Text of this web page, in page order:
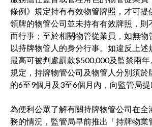
條例》規定持有有效物管牌照，才可提
領牌的物管公司並未持有有效牌照，則
而行事；至於相關物管從業員，如無物
以持牌物管人的身分行事。如違反上述
最高可被判處罰款$500,000及監禁兩
規定，持牌物管公司及物管人分別須於
的6至9個月及3至6個月內，向監管局提
為便利公眾了解有關持牌物管公司在全
務的情況，監管局早前推出「持牌物業